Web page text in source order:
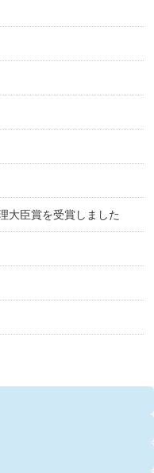
大臣賞を受賞しました